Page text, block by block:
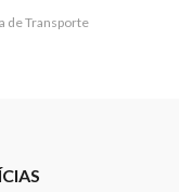
de Transporte